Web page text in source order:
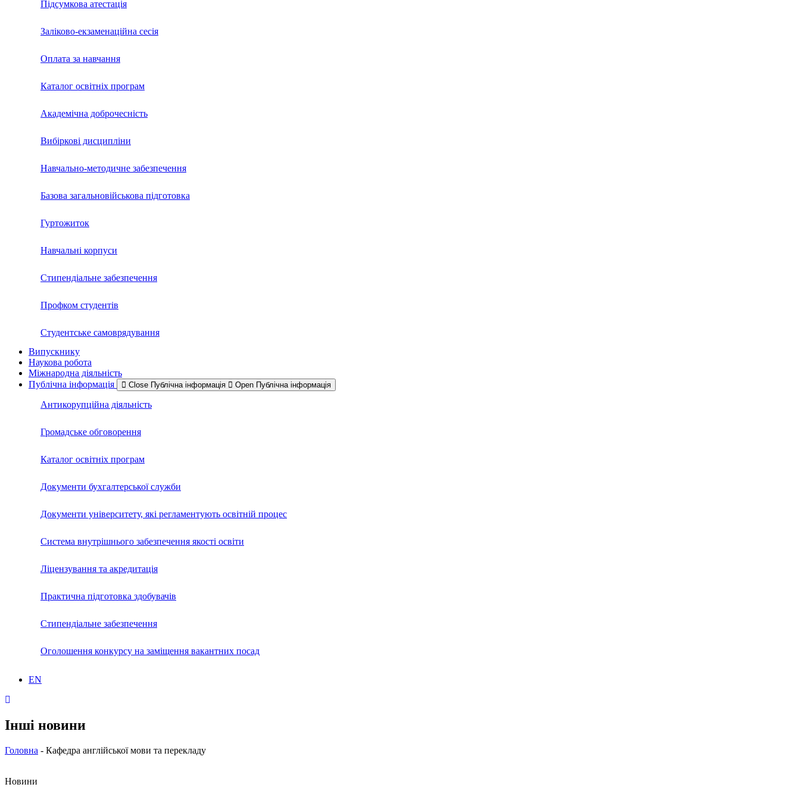
Підсумкова атестація
Заліково-екзаменаційна сесія
Оплата за навчання
Каталог освітніх програм
Академічна доброчесність
Вибіркові дисципліни
Навчально-методичне забезпечення
Базова загальновійськова підготовка
Гуртожиток
Навчальні корпуси
Стипендіальне забезпечення
Профком студентів
Студентське самоврядування
Випускнику
Наукова робота
Міжнародна діяльність
Публічна інформація
Close Публічна інформація Open Публічна інформація
Антикорупційна діяльність
Громадське обговорення
Каталог освітніх програм
Документи бухгалтерської служби
Документи університету, які регламентують освітній процес
Система внутрішнього забезпечення якості освіти
Ліцензування та акредитація
Практична підготовка здобувачів
Стипендіальне забезпечення
Оголошення конкурсу на заміщення вакантних посад
EN
Інші новини
Головна - Кафедра англійської мови та перекладу
Новини